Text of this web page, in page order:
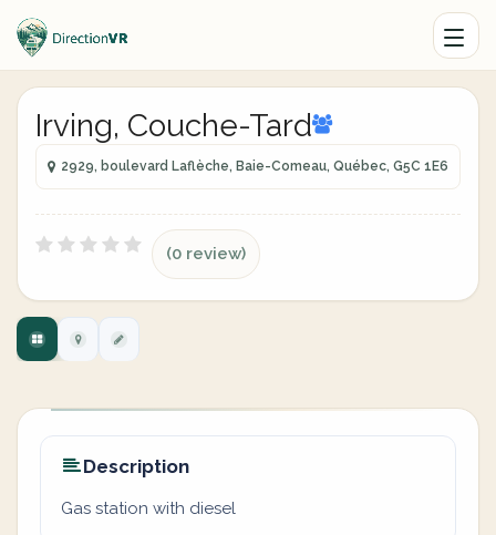
Irving, Couche-Tard
2929, boulevard Laflèche, Baie-Comeau, Québec, G5C 1E6
(0 review)
Description
Gas station with diesel